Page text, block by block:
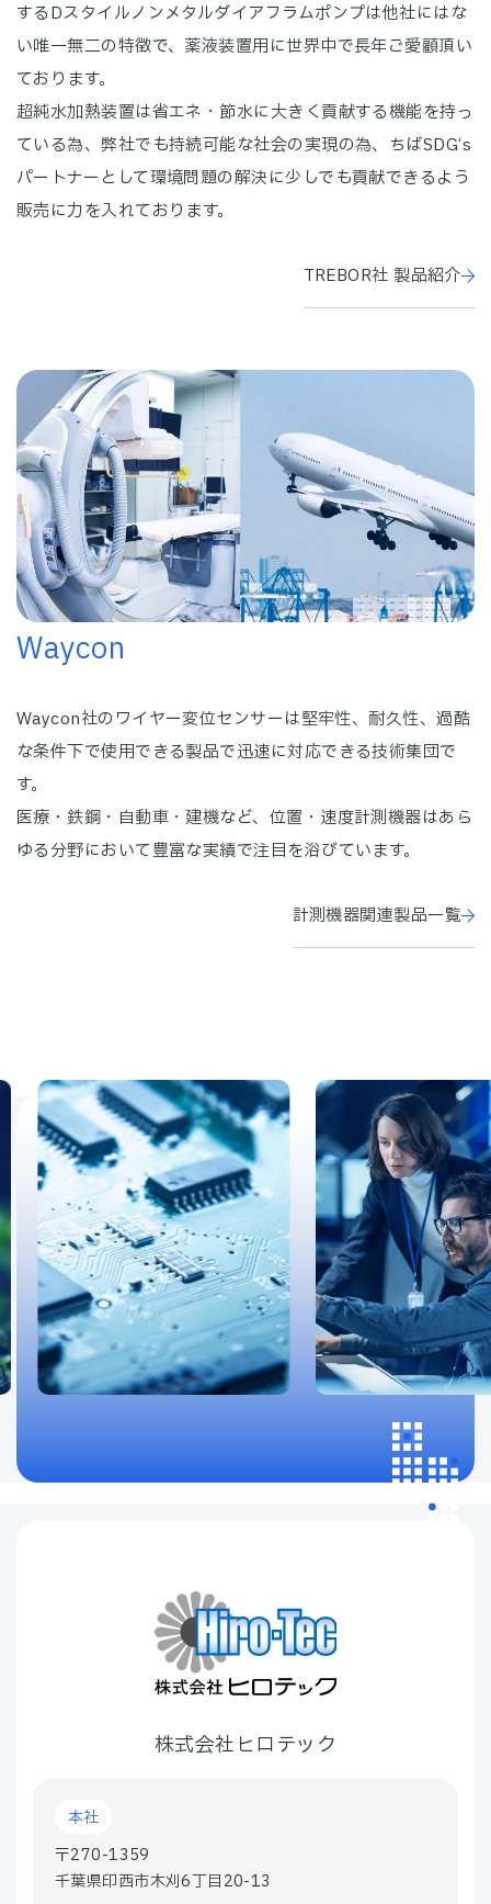
するDスタイルノンメタルダイアフラムポンプは他社にはな
い唯一無二の特徴で、薬液装置用に世界中で長年ご愛顧頂い
ております。
超純水加熱装置は省エネ・節水に大きく貢献する機能を持っ
ている為、弊社でも持続可能な社会の実現の為、ちばSDG‘s
パートナーとして環境問題の解決に少しでも貢献できるよう
販売に力を入れております。
TREBOR社 製品紹介
Waycon
Waycon社のワイヤー変位センサーは堅牢性、耐久性、過酷
な条件下で使用できる製品で迅速に対応できる技術集団で
す。
医療・鉄鋼・自動車・建機など、位置・速度計測機器はあら
ゆる分野において豊富な実績で注目を浴びています。
計測機器関連製品一覧
株式会社ヒロテック
本社
〒270-1359
千葉県印西市木刈6丁目20-13